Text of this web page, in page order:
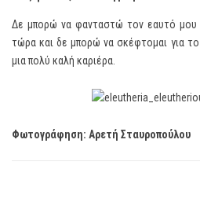
Δε μπορώ να φανταστώ τον εαυτό
τώρα και δε μπορώ να σκέφτομαι για
μια πολύ καλή καριέρα.
Φωτογράφηση: Αρετή Σταυροπούλου